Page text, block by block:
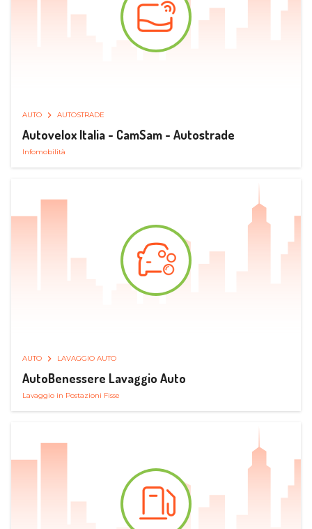
AUTO AUTOSTRADE
Autovelox Italia - CamSam - Autostrade
Infomobilità
AUTO LAVAGGIO AUTO
AutoBenessere Lavaggio Auto
Lavaggio in Postazioni Fisse